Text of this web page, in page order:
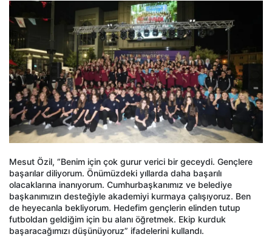
Mesut Özil, “Benim için çok gurur verici bir geceydi. Gençlere
başarılar diliyorum. Önümüzdeki yıllarda daha başarılı
olacaklarına inanıyorum. Cumhurbaşkanımız ve belediye
başkanımızın desteğiyle akademiyi kurmaya çalışıyoruz. Ben
de heyecanla bekliyorum. Hedefim gençlerin elinden tutup
futboldan geldiğim için bu alanı öğretmek. Ekip kurduk
başaracağımızı düşünüyoruz” ifadelerini kullandı.